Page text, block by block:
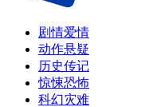
剧情爱情
动作悬疑
历史传记
惊悚恐怖
科幻灾难